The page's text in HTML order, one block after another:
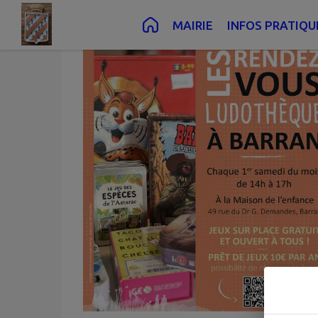
Contenu Recherche Pied de page
MAIRIE INFOS